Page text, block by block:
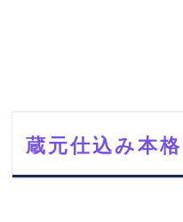
蔵元仕込み本